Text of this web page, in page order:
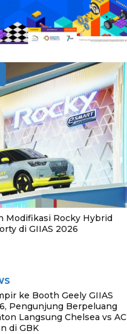
Modifikasi Rocky Hybrid
di GIIAS 2026
ke Booth Geely GIIAS
Pengunjung Berpeluang
Langsung Chelsea vs AC
di GBK